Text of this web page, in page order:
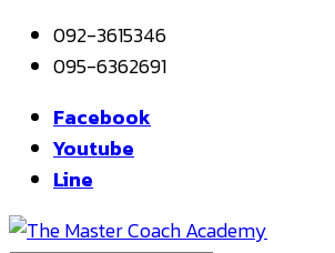
092-3615346
095-6362691
Facebook
Youtube
Line